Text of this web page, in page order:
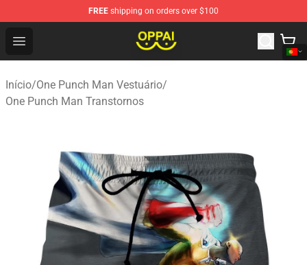
FREE shipping on orders over $100
Open menu
Oppai Store - Official Oppai Merchandise Shop
Início/One Punch Man Vestuário/
One Punch Man Transtornos